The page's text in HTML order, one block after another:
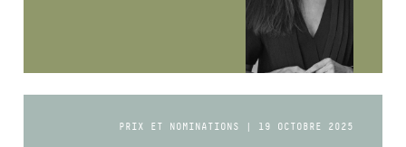
PRIX ET NOMINATIONS | 19 OCTOBRE 2025